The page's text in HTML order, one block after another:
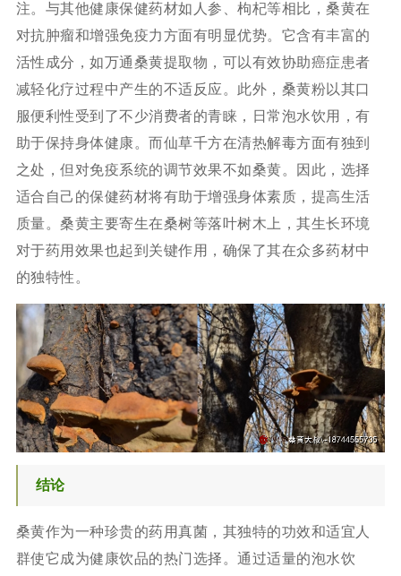
注。与其他健康保健药材如人参、枸杞等相比，桑黄在
对抗肿瘤和增强免疫力方面有明显优势。它含有丰富的
活性成分，如万通桑黄提取物，可以有效协助癌症患者
减轻化疗过程中产生的不适反应。此外，桑黄粉以其口
服便利性受到了不少消费者的青睐，日常泡水饮用，有
助于保持身体健康。而仙草千方在清热解毒方面有独到
之处，但对免疫系统的调节效果不如桑黄。因此，选择
适合自己的保健药材将有助于增强身体素质，提高生活
质量。桑黄主要寄生在桑树等落叶树木上，其生长环境
对于药用效果也起到关键作用，确保了其在众多药材中
的独特性。
结论
桑黄作为一种珍贵的药用真菌，其独特的功效和适宜人
群使它成为健康饮品的热门选择。通过适量的泡水饮